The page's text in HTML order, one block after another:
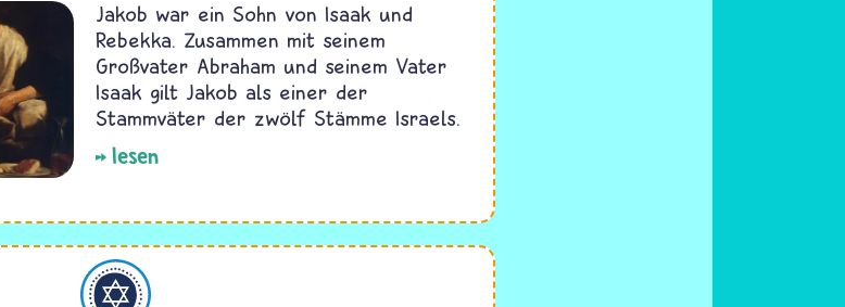
Jakob war ein Sohn von Isaak und
Rebekka. Zusammen mit seinem
Großvater Abraham und seinem Vater
Isaak gilt Jakob als einer der
Stammväter der zwölf Stämme Israels.
lesen